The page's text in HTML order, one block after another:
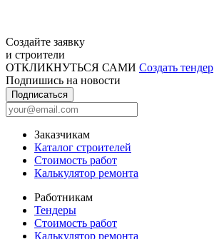
Создайте заявку
и строители
ОТКЛИКНУТЬСЯ САМИ Создать тендер
Подпишись на новости
Подписаться
Заказчикам
Каталог строителей
Стоимость работ
Калькулятор ремонта
Работникам
Тендеры
Стоимость работ
Калькулятор ремонта